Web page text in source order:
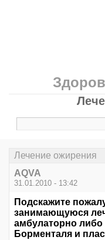
Лечение ожирения
AQVA
31.01.2010 - 13:42
Подскажите
занимающуюся
амбулаторно
Борменталя и